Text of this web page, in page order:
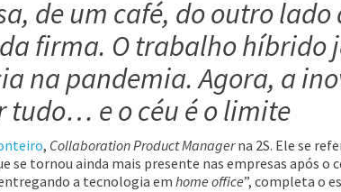
de um café, do outro lado
firma. O trabalho híbrido
na pandemia. Agora, a
tudo… e o céu é o limite
, Collaboration Product Managerna 2S. Ele se
se tornou ainda mais presente nas empresas após o
a tecnologia emhome office”, completa o